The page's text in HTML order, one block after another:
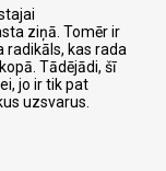
ziņā. Tomēr ir
kas rada
Tādējādi, šī
jo ir tik pat
uzsvarus.